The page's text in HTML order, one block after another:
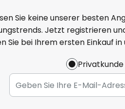
Sie keine unserer besten
Jetzt registrieren
Sie bei Ihrem ersten Einkauf
Privatkunde